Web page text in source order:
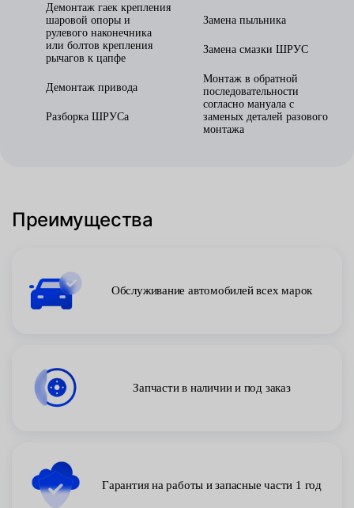
Демонтаж гаек крепления
шаровой опоры и
рулевого наконечника
или болтов крепления
рычагов к цапфе
Демонтаж привода
Разборка ШРУСа
Замена пыльника
Замена смазки ШРУС
Монтаж в обратной
последовательности
согласно мануала с
заменых деталей разового
монтажа
Преимущества
Обслуживание автомобилей всех марок
Запчасти в наличии и под заказ
Гарантия на работы и запасные части 1 год